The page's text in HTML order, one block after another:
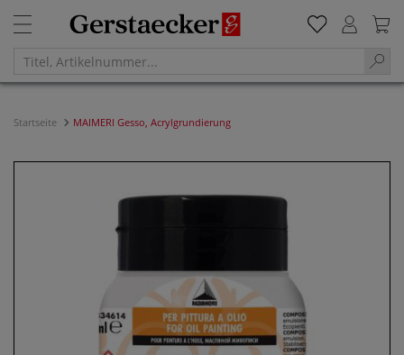
Startseite MAIMERI Gesso, Acrylgrundierung